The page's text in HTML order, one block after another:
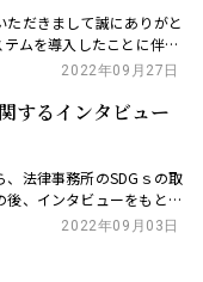
だきまして誠にありがと
ムを導入したことに伴
契約書のリーガルチェッ
2022年09月27日
するインタビュー
法律事務所のSDGｓの取
、インタビューをもとに
を受けて掲載させていた
2022年09月03日